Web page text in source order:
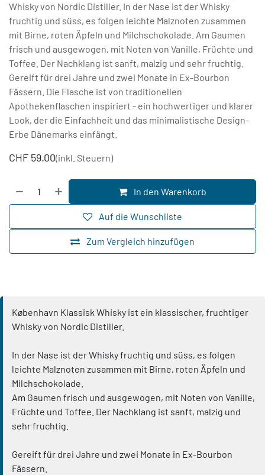
Whisky von Nordic Distiller. In der Nase ist der Whisky
fruchtig und süss, es folgen leichte Malznoten zusammen
mit Birne, roten Äpfeln und Milchschokolade. Am Gaumen
frisch und ausgewogen, mit Noten von Vanille, Früchte und
Toffee. Der Nachklang ist sanft, malzig und sehr fruchtig.
Gereift für drei Jahre und zwei Monate in Ex-Bourbon
Fässern. Die Flasche ist von traditionellen
Apothekenflaschen inspiriert - ein hochwertiger und klarer
Look, der die Einfachheit und das minimalistische Design-
Erbe Dänemarks einfängt.
CHF 59.00(inkl. Steuern)
In den Warenkorb
Zum Vergleich hinzufügen
Auf die Wunschliste
København Klassisk Whisky ist ein klassischer, fruchtiger
Whisky von Nordic Distiller.
In der Nase ist der Whisky fruchtig und süss, es folgen
leichte Malznoten zusammen mit Birne, roten Äpfeln und
Milchschokolade.
Am Gaumen frisch und ausgewogen, mit Noten von Vanille,
Früchte und Toffee. Der Nachklang ist sanft, malzig und
sehr fruchtig.
Gereift für drei Jahre und zwei Monate in Ex-Bourbon
Fässern.